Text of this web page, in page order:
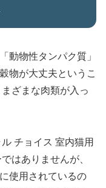
動物性タンパク質」
物が大丈夫というこ
ざまな肉類が入っ
チョイス 室内猫用
はありませんが、
使用されているの